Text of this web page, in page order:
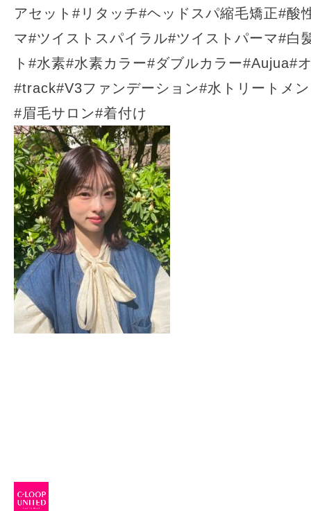
アセット#リタッチ#ヘッドスパ縮毛矯正#酸
マ#ツイストスパイラル#ツイストパーマ#白
ト#水素#水素カラー#ダブルカラー#Aujua#
#track#V3ファンデーション#水トリートメ
#眉毛サロン#着付け